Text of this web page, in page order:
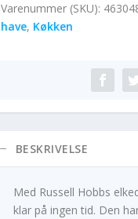
Varenummer (SKU):
have, Køkken
BESKRIVELSE
Med Russell Hobbs
klar på ingen tid. Den